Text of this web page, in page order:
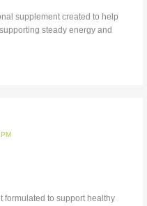
supplement created to help
steady energy and
formulated to support healthy